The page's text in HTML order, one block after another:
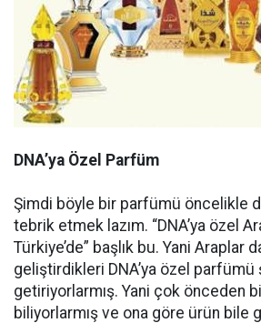
DNA’ya Özel Parfüm
Şimdi böyle bir parfümü öncelikle
tebrik etmek lazım. “DNA’ya özel
Türkiye’de” başlık bu. Yani Araplar
geliştirdikleri DNA’ya özel
getiriyorlarmış. Yani çok önceden
biliyorlarmış ve ona göre ürün bile